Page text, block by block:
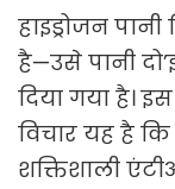
हाइड्रोजन
है—उसे पानी
दिया गया है।
विचार यह है कि
शक्तिशाली